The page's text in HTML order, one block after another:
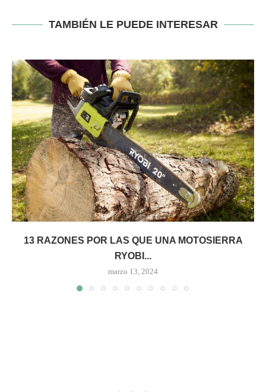
TAMBIÉN LE PUEDE INTERESAR
13 RAZONES POR LAS QUE UNA MOTOSIERRA
RYOBI...
marzo 13, 2024